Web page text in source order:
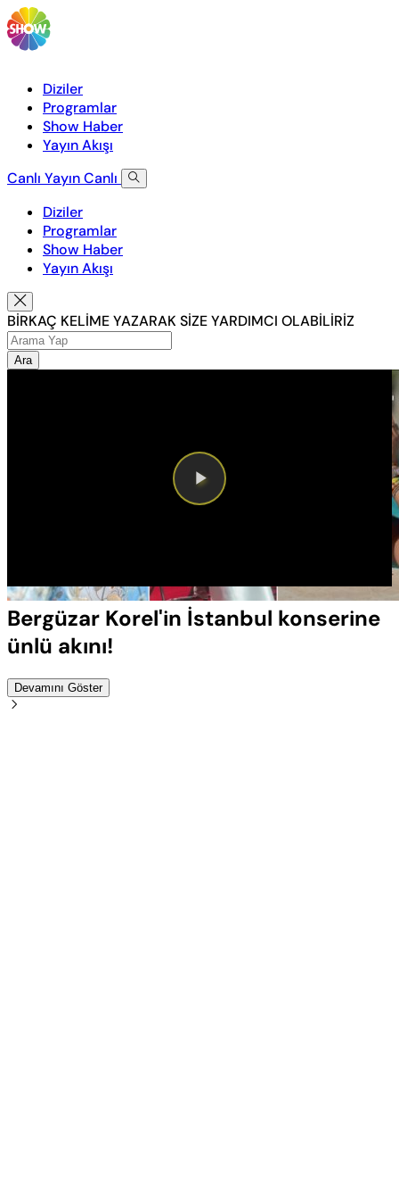
Diziler
Programlar
Show Haber
Yayın Akışı
Canlı YayınCanlı
Diziler
Programlar
Show Haber
Yayın Akışı
BİRKAÇ KELİME YAZARAK SİZE YARDIMCI OLABİLİRİZ
Ara
Videoyu
Bergüzar Korel'in İstanbul konserine
ünlü akını!
Devamını Göster